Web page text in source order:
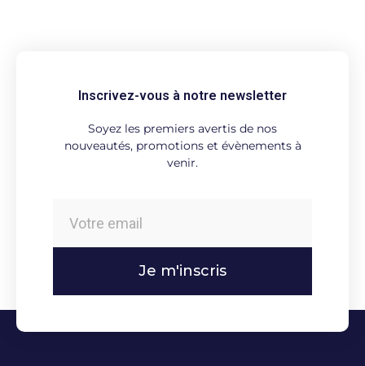
Inscrivez-vous à notre newsletter
Soyez les premiers avertis de nos
nouveautés, promotions et évènements à
venir.
Je m'inscris